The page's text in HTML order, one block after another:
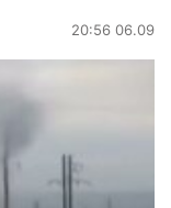
20:56 06.09